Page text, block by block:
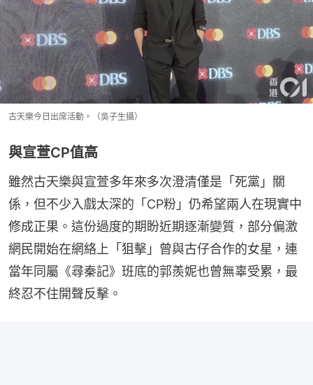
古天樂今日出席活動。（吳子生攝）
與宣萱CP值高
雖然古天樂與宣萱多年來多次澄清僅是「死黨」關
係，但不少入戲太深的「CP粉」仍希望兩人在現實中
修成正果。這份過度的期盼近期逐漸變質，部分偏激
網民開始在網絡上「狙擊」曾與古仔合作的女星，連
當年同屬《尋秦記》班底的郭羨妮也曾無辜受累，最
終忍不住開聲反擊。